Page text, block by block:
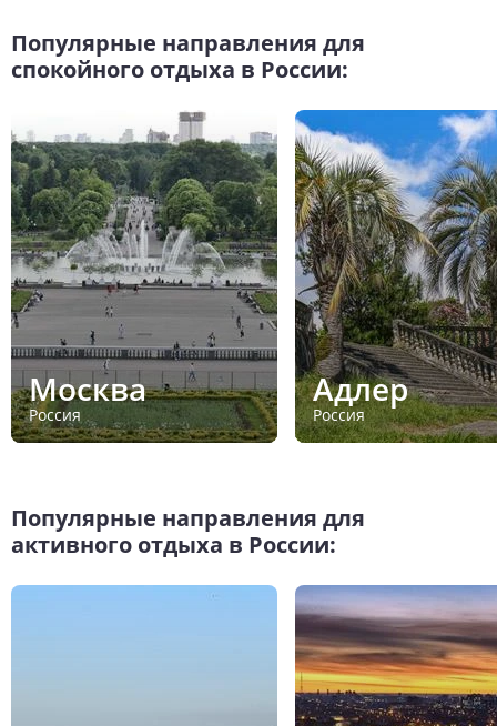
Популярные направления для
спокойного отдыха в России:
Москва
Россия
Адлер
Россия
Популярные направления для
активного отдыха в России: